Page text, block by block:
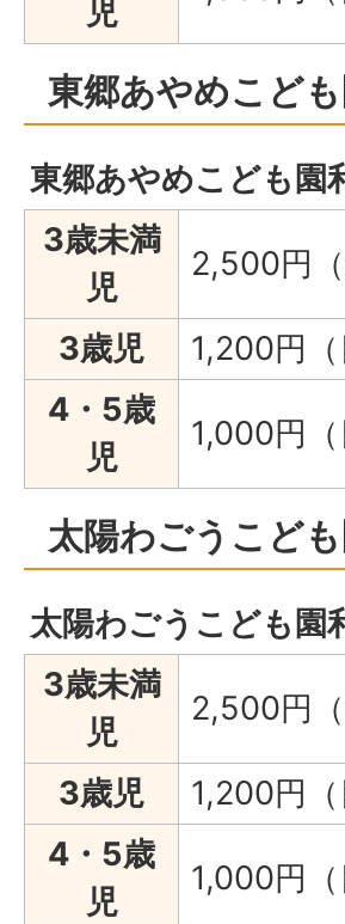
児
東郷あやめこど
東郷あやめこども園
3歳未満
児
2,500円（
3歳児
1,200円（
4・5歳
児
1,000円（
太陽わごうこど
太陽わごうこども園
3歳未満
児
2,500円（
3歳児
1,200円（
4・5歳
児
1,000円（